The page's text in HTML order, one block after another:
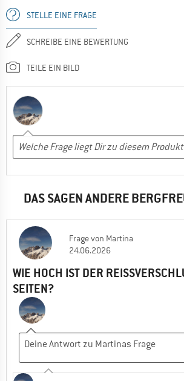
STELLE EINE FRAGE
SCHREIBE EINE BEWERTUNG
TEILE EIN BILD
DAS SAGEN ANDERE
Fragevon Martina
24.06.2026
WIE HOCH IST DER
EITEN?